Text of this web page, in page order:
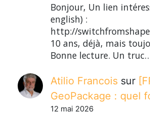
Bonjour, Un lien
english) :
http://
10 ans, déjà, mais
Bonne lecture. Un
Atilio Francois sur
GeoPackage : quel
12 mai 2026